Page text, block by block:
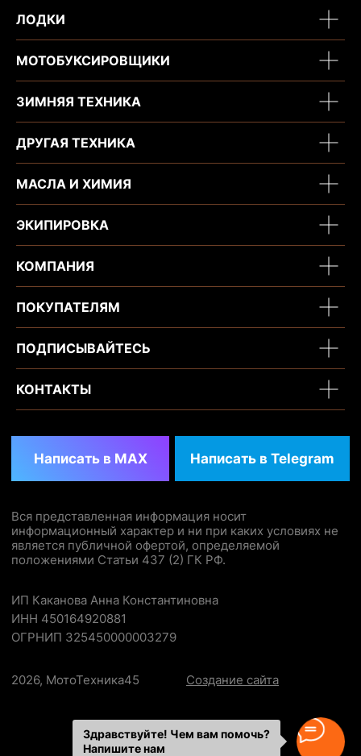
ЛОДКИ
МОТОБУКСИРОВЩИКИ
ЗИМНЯЯ ТЕХНИКА
ДРУГАЯ ТЕХНИКА
МАСЛА И ХИМИЯ
ЭКИПИРОВКА
КОМПАНИЯ
ПОКУПАТЕЛЯМ
ПОДПИСЫВАЙТЕСЬ
КОНТАКТЫ
Здравствуйте! Чем вам помочь?
Напишите нам